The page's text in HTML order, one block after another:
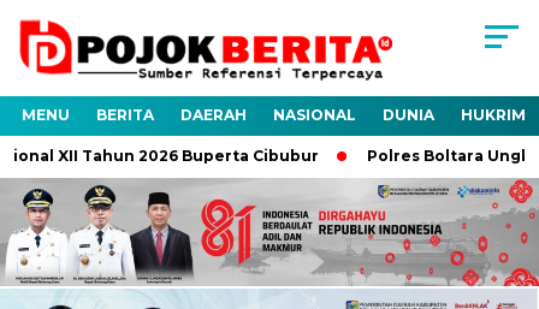
MENU BERITA DAERAH NASIONAL DUNIA HUKRIM
XII Tahun 2026 Buperta Cibubur Polres Boltara Ungkap